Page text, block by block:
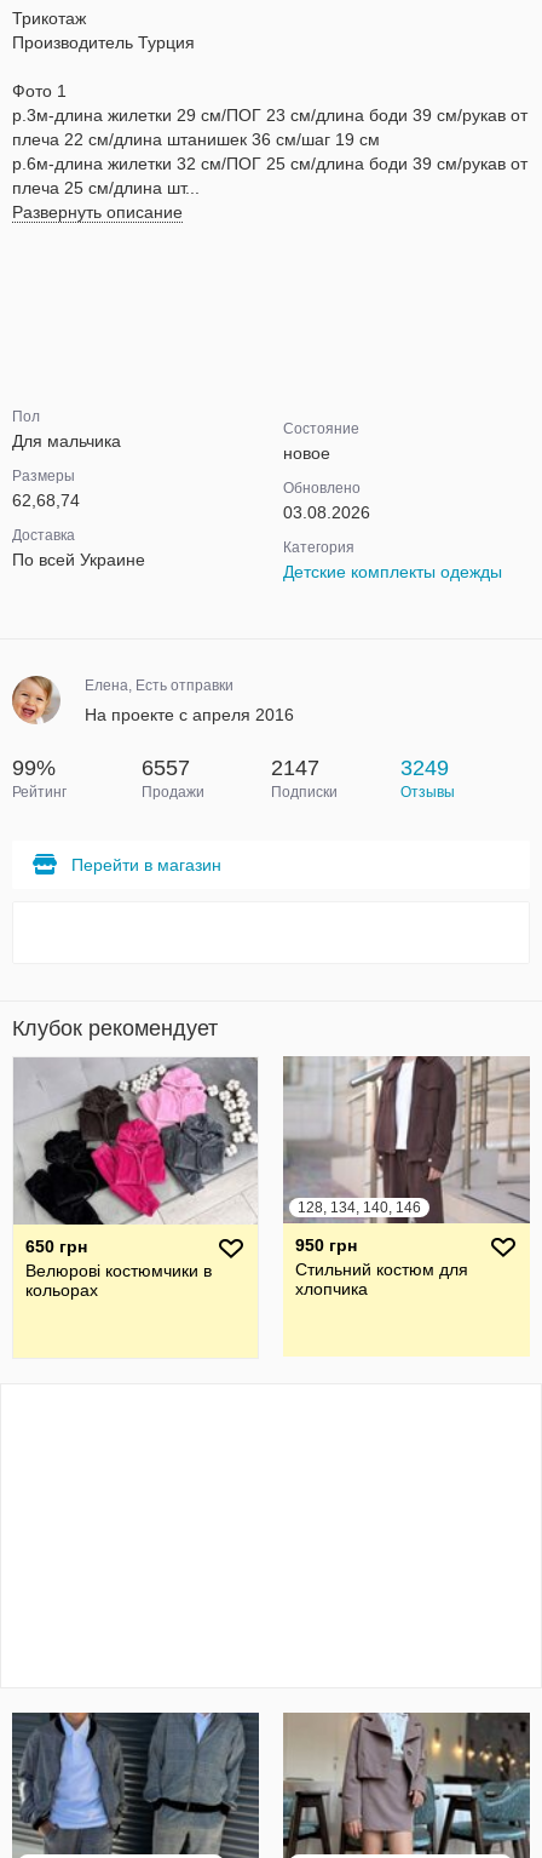
Трикотаж
Производитель Турция
Фото 1
р.3м-длина жилетки 29 см/ПОГ 23 см/длина боди 39 см/рукав от
плеча 22 см/длина штанишек 36 см/шаг 19 см
р.6м-длина жилетки 32 см/ПОГ 25 см/длина боди 39 см/рукав от
плеча 25 см/длина шт...
Развернуть описание
Пол
Для мальчика
Размеры
62,68,74
Доставка
По всей Украине
Состояние
новое
Обновлено
03.08.2026
Категория
Детские комплекты одежды
Елена, Есть отправки
На проекте с апреля 2016
99%
Рейтинг
6557
Продажи
2147
Подписки
3249
Отзывы
Перейти в магазин
Клубок рекомендует
650 грн
Велюрові костюмчики в
кольорах
128, 134, 140, 146
950 грн
Стильний костюм для
хлопчика